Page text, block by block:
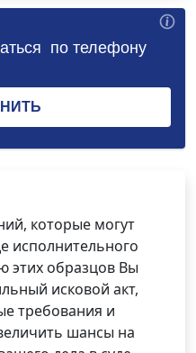
которые могут
исполнительного
этих образцов Вы
исковой акт,
требования и
шансы на